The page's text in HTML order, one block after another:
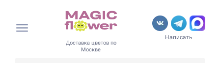
Доставка цветов по
Москве
Написать